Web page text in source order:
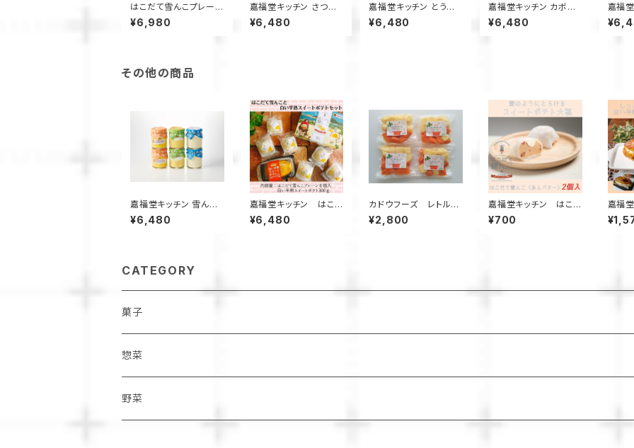
はこだて雪んこプレー
ン、カボチャ6個入×各1
箱
¥6,980
嘉福堂キッチン さつま
いもの雪んこ プリン 6
個入 / サステナブル 北
¥6,480
嘉福堂キッチン とうも
ろこしとカボチャの雪ん
こ プリン 2種×3個入 /
¥6,480
嘉福堂キッチン カボチ
ャの雪んこ プリン 6個
入 / サステナブル 北海
¥6,480
嘉福
ろこ
個入 /
その他の商品
嘉福堂キッチン 雪んこ
プリン シリーズ 6個入
（ さつまいも、かぼちゃ、
ツ 取り寄せ 人気 菓子
か食感 つぶつぶ食感
¥6,480
嘉福堂キッチン はこ
だて雪んこ と 白い半熟
スイートポテト ギフトセ
菓子 サステナブル
¥6,480
カドウフーズ レトルト
野菜 もうゆでちゃった
じゃがいもと人参ミック
¥2,800
嘉福堂キッチン はこ
だて雪んこ あんバター2
個入 / スイートポテト
¥700
嘉福
りふ
スイ
CATEGORY
菓子
惣菜
野菜